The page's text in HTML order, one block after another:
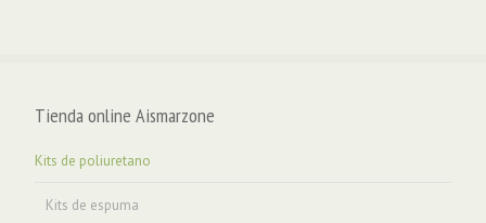
Tienda online Aismarzone
Kits de poliuretano
Kits de espuma